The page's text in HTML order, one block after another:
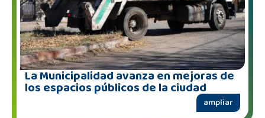
La Municipalidad avanza en mejoras de
los espacios públicos de la ciudad
ampliar